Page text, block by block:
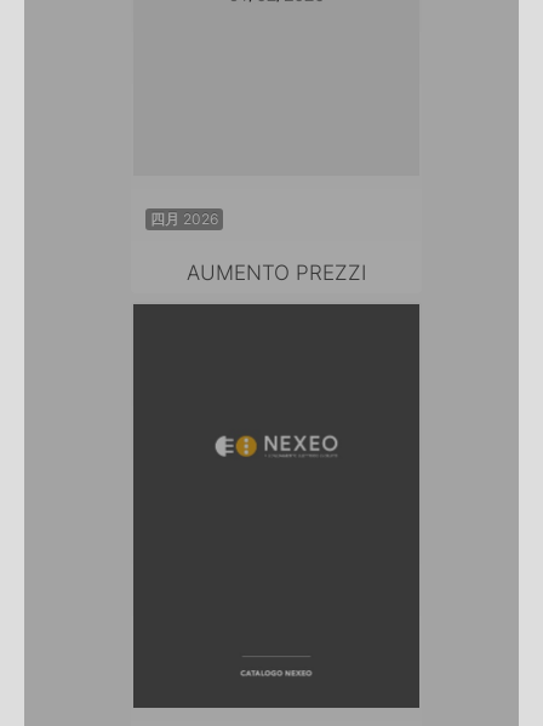
四月 2026
AUMENTO PREZZI